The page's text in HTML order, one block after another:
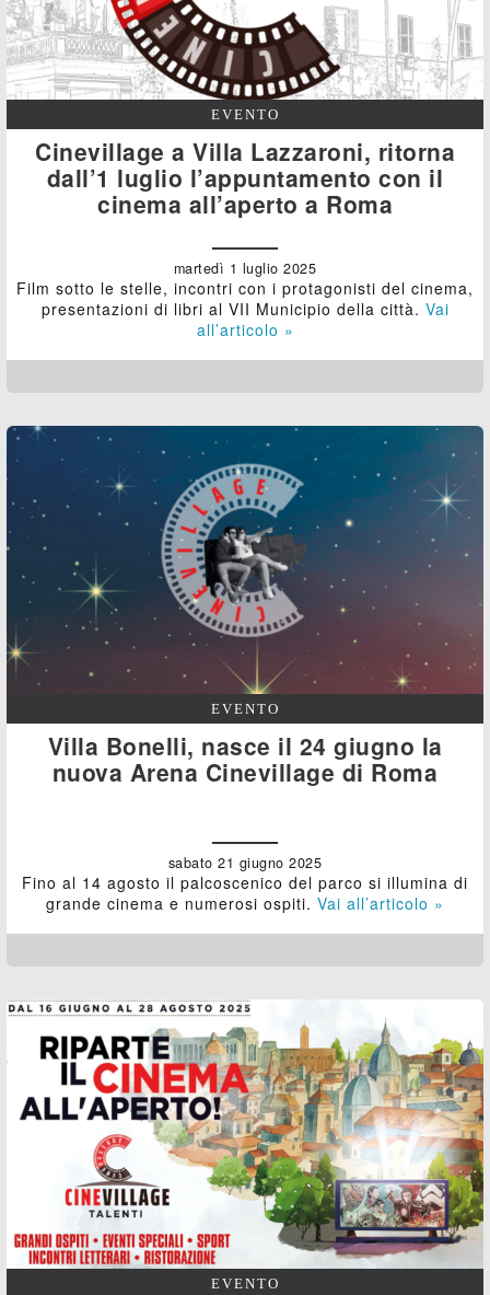
EVENTO
Cinevillage a Villa Lazzaroni, ritorna
dall’1 luglio l’appuntamento con il
cinema all’aperto a Roma
martedì 1 luglio 2025
Film sotto le stelle, incontri con i protagonisti del cinema,
presentazioni di libri al VII Municipio della città. Vai
all’articolo »
EVENTO
Villa Bonelli, nasce il 24 giugno la
nuova Arena Cinevillage di Roma
sabato 21 giugno 2025
Fino al 14 agosto il palcoscenico del parco si illumina di
grande cinema e numerosi ospiti. Vai all’articolo »
EVENTO